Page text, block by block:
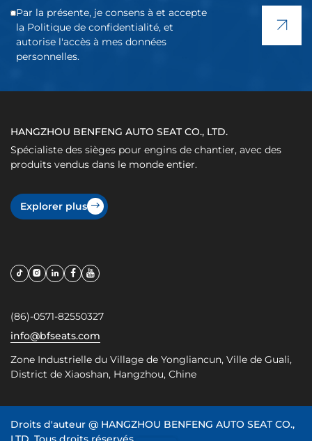
Par la présente, je consens à et accepte
la Politique de confidentialité, et
autorise l'accès à mes données
personnelles.
HANGZHOU BENFENG AUTO SEAT CO., LTD.
Spécialiste des sièges pour engins de chantier, avec des
produits vendus dans le monde entier.
Explorer plus
(86)-0571-82550327
info@bfseats.com
Zone Industrielle du Village de Yongliancun, Ville de Guali,
District de Xiaoshan, Hangzhou, Chine
Droits d'auteur @ HANGZHOU BENFENG AUTO SEAT CO.,